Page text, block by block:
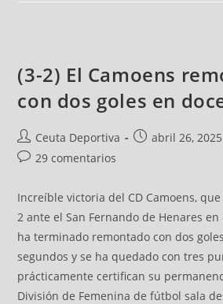
(3-2) El Camoens
con dos goles en
Ceuta Deportiva abril 26, 2025
29 comentarios
Increíble victoria del CD Camoens,
2 ante el San Fernando de Henares
ha terminado remontado con dos
segundos y se ha quedado con tres
prácticamente certifican su
División de Femenina de fútbol sala